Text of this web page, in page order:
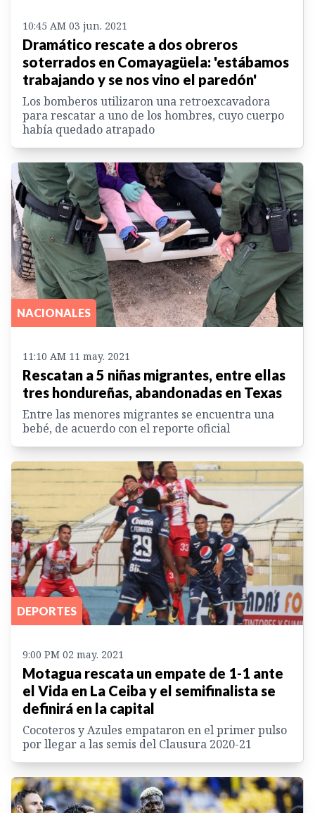
10:45 AM 03 jun. 2021
Dramático rescate a dos obreros
soterrados en Comayagüela: 'estábamos
trabajando y se nos vino el paredón'
Los bomberos utilizaron una retroexcavadora
para rescatar a uno de los hombres, cuyo cuerpo
había quedado atrapado
NACIONALES
11:10 AM 11 may. 2021
Rescatan a 5 niñas migrantes, entre ellas
tres hondureñas, abandonadas en Texas
Entre las menores migrantes se encuentra una
bebé, de acuerdo con el reporte oficial
DEPORTES
9:00 PM 02 may. 2021
Motagua rescata un empate de 1-1 ante
el Vida en La Ceiba y el semifinalista se
definirá en la capital
Cocoteros y Azules empataron en el primer pulso
por llegar a las semis del Clausura 2020-21